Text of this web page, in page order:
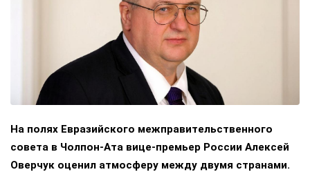
На полях Евразийского межправительственного
совета в Чолпон-Ата вице-премьер России Алексей
Оверчук оценил атмосферу между двумя странами.